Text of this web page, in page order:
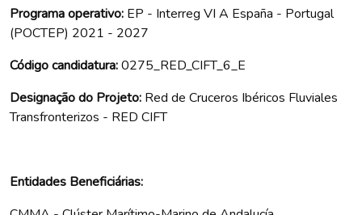
Programa operativo: EP - Interreg VI A España - Portugal
(POCTEP) 2021 - 2027
Código candidatura:0275_RED_CIFT_6_E
Designação do Projeto: Red de Cruceros Ibéricos Fluviales
Transfronterizos - RED CIFT
Entidades Beneficiárias: